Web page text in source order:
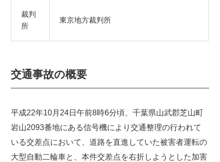
裁判
所
東京地方裁判所
交通事故の概要
平成22年10月24日午前8時6分頃、千葉県山武郡芝山町
岩山2093番地にある信号機により交通整理の行われて
いる交差点において、道路を直進していた被害者運転の
大型自動二輪車と、本件交差点を右折しようとした加害